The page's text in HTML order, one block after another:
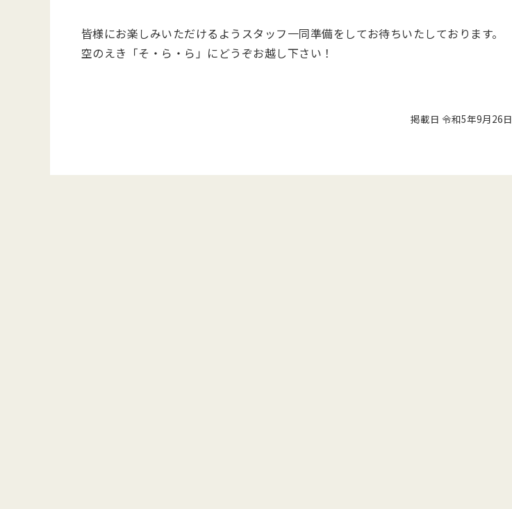
皆様にお楽しみいただけるようスタッフ一同準備をしてお待ちいたしております。
空のえき「そ・ら・ら」にどうぞお越し下さい！
掲載日 令和5年9月26日